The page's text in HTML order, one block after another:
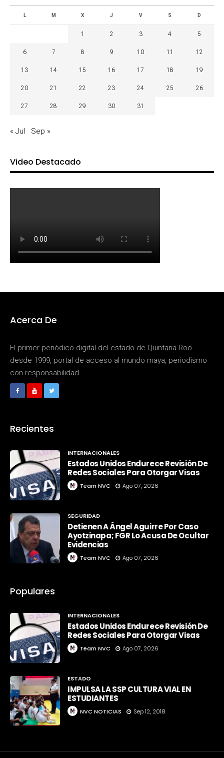
L M X J V S D
1 2 3 4 5
6 7 8 9 10 11 12
13 14 15 16 17 18 19
20 21 22 23 24 25 26
27 28 29 30 31
« Jul Sep »
Video Destacado
Acerca De
El primer periódico digital del estado de Quintana Roo
desde 1999, portal de acceso al mundo maya, periodismo
con responsabilidad.
Recientes
INTERNACIONALES
Estados Unidos Endurece Revisión De
Redes Sociales Para Otorgar Visas
Team NVC Ago 07, 2026
SEGURIDAD
Detienen A Ángel Aguirre Por Caso
Ayotzinapa; FGR Lo Acusa De Ocultar
Evidencias
Team NVC Ago 07, 2026
Populares
INTERNACIONALES
Estados Unidos Endurece Revisión De
Redes Sociales Para Otorgar Visas
Team NVC Ago 07, 2026
ESTADO
IMPULSA LA SSP CULTURA VIAL EN
ESTUDIANTES
NVC NOTICIAS Sep 12, 2018